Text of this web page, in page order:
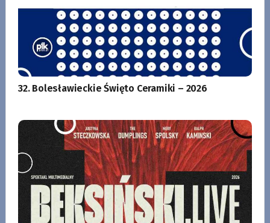
32. Bolesławieckie Święto Ceramiki – 2026